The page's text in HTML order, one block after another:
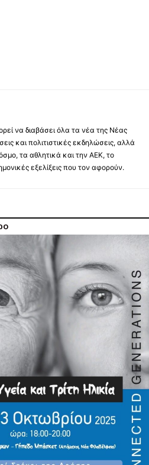
να διαβάσει όλα τα νέα της Νέας
και πολιτιστικές εκδηλώσεις, αλλά
τα αθλητικά και την ΑΕΚ, το
εξελίξεις που τον αφορούν.